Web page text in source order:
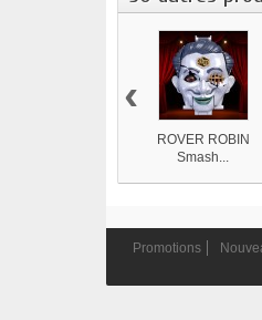
ROVER ROBIN
Smash...
‹
Promotions